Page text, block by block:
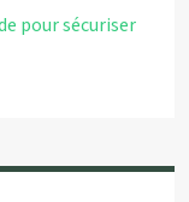
pour sécuriser